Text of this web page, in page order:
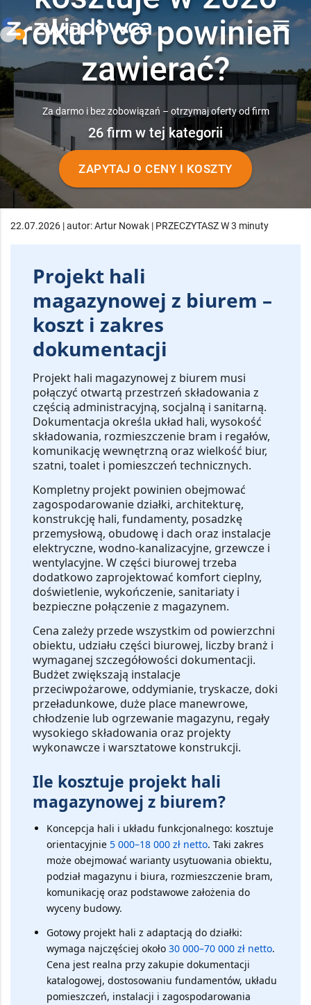
menu
roku i co powinien
zawierać?
Za darmo i bez zobowiązań – otrzymaj oferty od firm
26 firm w tej kategorii
ZAPYTAJ O CENY I KOSZTY
22.07.2026 | autor: Artur Nowak | PRZECZYTASZ W 3 minuty
Projekt hali
magazynowej z biurem –
koszt i zakres
dokumentacji
Projekt hali magazynowej z biurem musi
połączyć otwartą przestrzeń składowania z
częścią administracyjną, socjalną i sanitarną.
Dokumentacja określa układ hali, wysokość
składowania, rozmieszczenie bram i regałów,
komunikację wewnętrzną oraz wielkość biur,
szatni, toalet i pomieszczeń technicznych.
Kompletny projekt powinien obejmować
zagospodarowanie działki, architekturę,
konstrukcję hali, fundamenty, posadzkę
przemysłową, obudowę i dach oraz instalacje
elektryczne, wodno-kanalizacyjne, grzewcze i
wentylacyjne. W części biurowej trzeba
dodatkowo zaprojektować komfort cieplny,
doświetlenie, wykończenie, sanitariaty i
bezpieczne połączenie z magazynem.
Cena zależy przede wszystkim od powierzchni
obiektu, udziału części biurowej, liczby branż i
wymaganej szczegółowości dokumentacji.
Budżet zwiększają instalacje
przeciwpożarowe, oddymianie, tryskacze, doki
przeładunkowe, duże place manewrowe,
chłodzenie lub ogrzewanie magazynu, regały
wysokiego składowania oraz projekty
wykonawcze i warsztatowe konstrukcji.
Ile kosztuje projekt hali
magazynowej z biurem?
Koncepcja hali i układu funkcjonalnego: kosztuje
orientacyjnie 5 000–18 000 zł netto. Taki zakres
może obejmować warianty usytuowania obiektu,
podział magazynu i biura, rozmieszczenie bram,
komunikację oraz podstawowe założenia do
wyceny budowy.
Gotowy projekt hali z adaptacją do działki:
wymaga najczęściej około 30 000–70 000 zł netto.
Cena jest realna przy zakupie dokumentacji
katalogowej, dostosowaniu fundamentów, układu
pomieszczeń, instalacji i zagospodarowania